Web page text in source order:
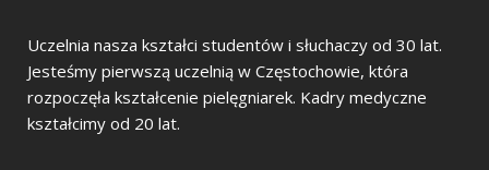
Uczelnia nasza kształci studentów i słuchaczy od 30 lat.
Jesteśmy pierwszą uczelnią w Częstochowie, która
rozpoczęła kształcenie pielęgniarek. Kadry medyczne
kształcimy od 20 lat.